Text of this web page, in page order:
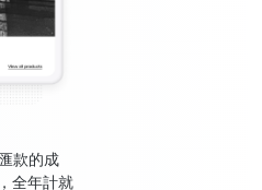
款的成
全年計就